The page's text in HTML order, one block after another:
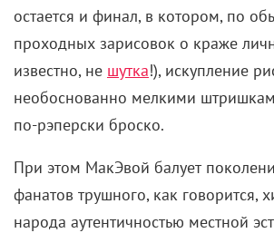
остается и финал, в котором, по
проходных зарисовок о краже
известно, не шутка!), искупление
необоснованно мелкими
по-рэперски броско.
При этом МакЭвой балует
фанатов трушного, как говорится,
народа аутентичностью местной